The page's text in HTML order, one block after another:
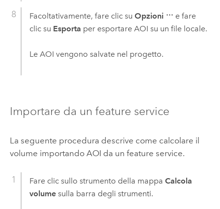
Facoltativamente, fare clic su Opzioni
e fare
clic su Esporta per esportare AOI su un file locale.
Le AOI vengono salvate nel progetto.
Importare da un feature service
La seguente procedura descrive come calcolare il
volume importando AOI da un feature service.
Fare clic sullo strumento della mappa Calcola
volumesulla barra degli strumenti.